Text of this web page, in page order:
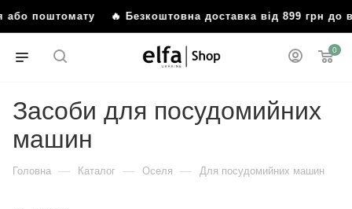
або поштомату 🔥 Безкоштовна доставка від 899 грн
0
Засоби для посудомийних
машин
Головна — Каталог — Оселя — Для посудомийних машин